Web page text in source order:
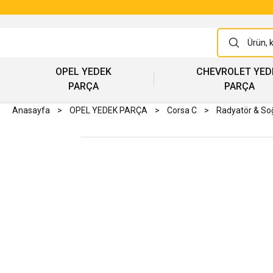
OPEL YEDEK
PARÇA
CHEVROLET
PARÇA
Anasayfa OPEL YEDEK PARÇA Corsa C Radyatör &